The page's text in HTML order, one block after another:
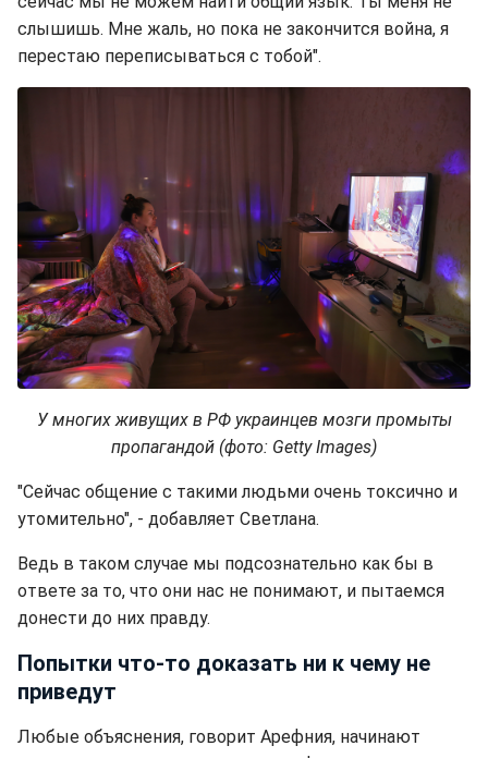
слышишь. Мне жаль, но пока не закончится война, я
перестаю переписываться с тобой".
У многих живущих в РФ украинцев мозги промыты
пропагандой (фото: Getty Images)
"Сейчас общение с такими людьми очень токсично и
утомительно", - добавляет Светлана.
Ведь в таком случае мы подсознательно как бы в
ответе за то, что они нас не понимают, и пытаемся
донести до них правду.
Попытки что-то доказать ни к чему не
приведут
Любые объяснения, говорит Арефния, начинают